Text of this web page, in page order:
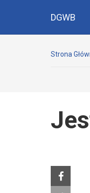
DGWB
Strona